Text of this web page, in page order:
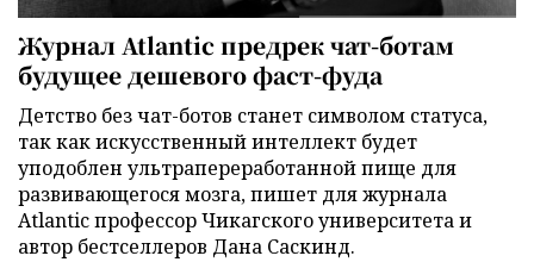
Журнал Atlantic предрек чат-ботам
будущее дешевого фаст-фуда
Детство без чат-ботов станет символом статуса,
так как искусственный интеллект будет
уподоблен ультрапереработанной пище для
развивающегося мозга, пишет для журнала
Atlantic профессор Чикагского университета и
автор бестселлеров Дана Саскинд.